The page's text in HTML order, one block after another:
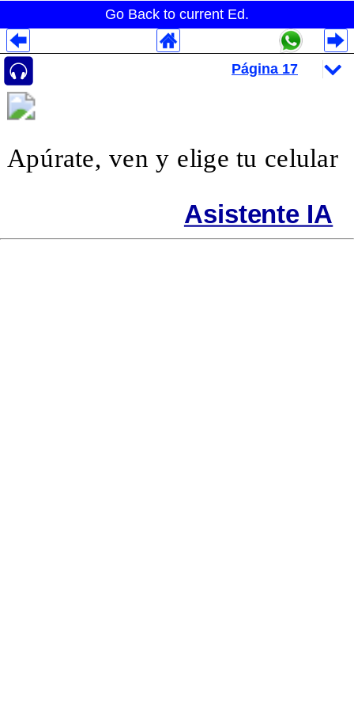
Go Back to current Ed.
Apúrate, ven y elige tu celular
Asistente IA
Despliegues Analytics
Despliegues Totales